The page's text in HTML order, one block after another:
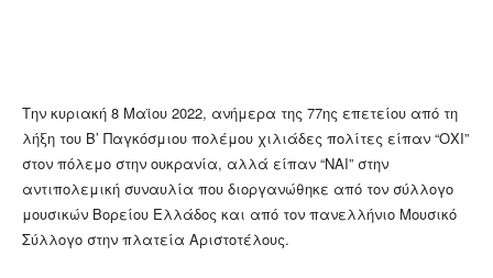
Την κυριακή 8 Μαϊου 2022, ανήμερα της 77ης επετείου από τη
λήξη του Β’ Παγκόσμιου πολέμου χιλιάδες πολίτες είπαν “ΟΧΙ”
στον πόλεμο στην ουκρανία, αλλά είπαν “ΝΑΙ” στην
αντιπολεμική συναυλία που διοργανώθηκε από τον σύλλογο
μουσικών Βορείου Ελλάδος και από τον πανελλήνιο Μουσικό
Σύλλογο στην πλατεία Αριστοτέλους.